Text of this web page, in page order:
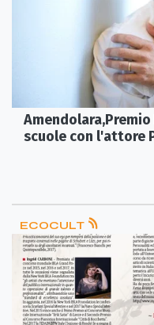
scuole con l'attore
ECOCULT